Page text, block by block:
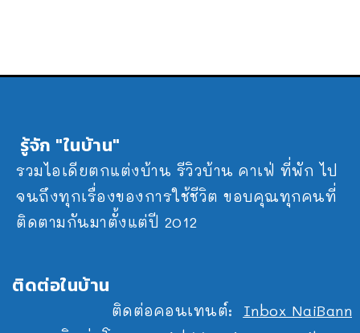
รู้จัก "ในบ้าน"
รวมไอเดียตกแต่งบ้าน รีวิวบ้าน คาเฟ่ ที่พัก ไป
จนถึงทุกเรื่องของการใช้ชีวิต ขอบคุณทุกคนที่
ติดตามกันมาตั้งแต่ปี 2012
ติดต่อในบ้าน
ติดต่อคอนเทนต์: Inbox NaiBann